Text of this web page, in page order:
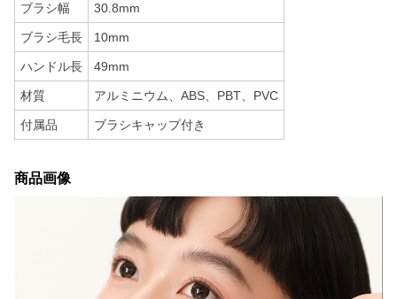
ブラシ幅 30.8mm
ブラシ毛長 10mm
ハンドル長 49mm
材質 アルミニウム、ABS、PBT、PVC
付属品 ブラシキャップ付き
商品画像